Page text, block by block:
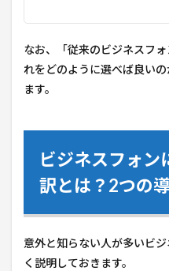
なお、「従来のビジネスフ
れをどのように選べば良い
ます。
ビジネスフォン
訳とは？2つの
意外と知らない人が多いビ
く説明しておきます。